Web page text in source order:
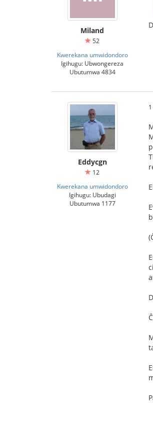
Miland
52
Kwerekana umwidondoro
Igihugu: Ubwongereza
Ubutumwa 4834
Eddycgn
12
Kwerekana umwidondoro
Igihugu: Ubudagi
Ubutumwa 1177